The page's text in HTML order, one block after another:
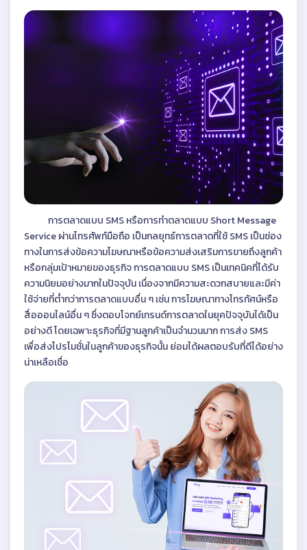
การตลาดแบบ SMS หรือการทำตลาดแบบ Short Message
Service ผ่านโทรศัพท์มือถือ เป็นกลยุทธ์การตลาดที่ใช้ SMS เป็นช่อง
ทางในการส่งข้อความโฆษณาหรือข้อความส่งเสริมการขายถึงลูกค้า
หรือกลุ่มเป้าหมายของธุรกิจ การตลาดแบบ SMS เป็นเทคนิคที่ได้รับ
ความนิยมอย่างมากในปัจจุบัน เนื่องจากมีความสะดวกสบายและมีค่า
ใช้จ่ายที่ต่ำกว่าการตลาดแบบอื่น ๆ เช่น การโฆษณาทางโทรทัศน์หรือ
สื่อออนไลน์อื่น ๆ ซึ่งตอบโจทย์เทรนด์การตลาดในยุคปัจจุบันได้เป็น
อย่างดี โดยเฉพาะธุรกิจที่มีฐานลูกค้าเป็นจำนวนมาก การส่ง SMS
เพื่อส่งโปรโมชั่นในลูกค้าของธุรกิจนั้น ย่อมได้ผลตอบรับที่ดีได้อย่าง
น่าเหลือเชื่อ